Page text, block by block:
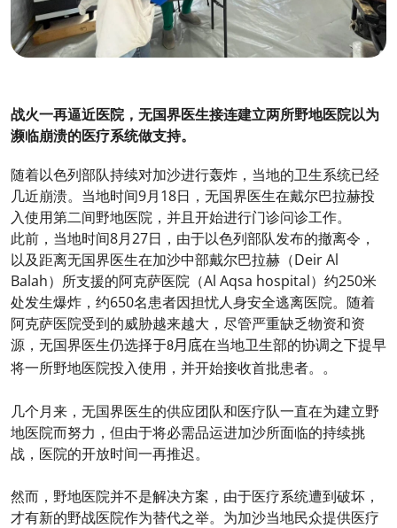
战火一再逼近医院，无国界医生接连建立两所野地医院以为
濒临崩溃的医疗系统做支持。
随着以色列部队持续对加沙进行轰炸，当地的卫生系统已经
几近崩溃。当地时间9月18日，无国界医生在戴尔巴拉赫投
入使用第二间野地医院，并且开始进行门诊问诊工作。
此前，当地时间8月27日，由于以色列部队发布的撤离令，
以及距离无国界医生在加沙中部戴尔巴拉赫（Deir Al
Balah）所支援的阿克萨医院（Al Aqsa hospital）约250米
处发生爆炸，约650名患者因担忧人身安全逃离医院。随着
阿克萨医院受到的威胁越来越大，尽管严重缺乏物资和资
源， 无国界医生仍选择于8月底在当地卫生部的协调之下提早
将一所野地医院投入使用，并开始接收首批患者。 。
几个月来，无国界医生的供应团队和医疗队一直在为建立野
地医院而努力，但由于将必需品运进加沙所面临的持续挑
战，医院的开放时间一再推迟。
然而，野地医院并不是解决方案，由于医疗系统遭到破坏，
才有新的野战医院作为替代之举。为加沙当地民众提供医疗